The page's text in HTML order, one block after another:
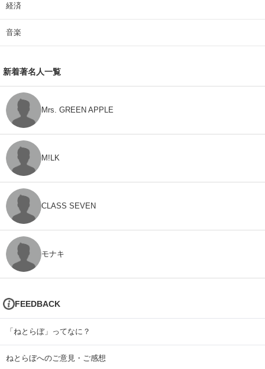
経済
音楽
新着著名人一覧
Mrs. GREEN APPLE
M!LK
CLASS SEVEN
モナキ
FEEDBACK
「ねとらぼ」ってなに？
ねとらぼへのご意見・ご感想